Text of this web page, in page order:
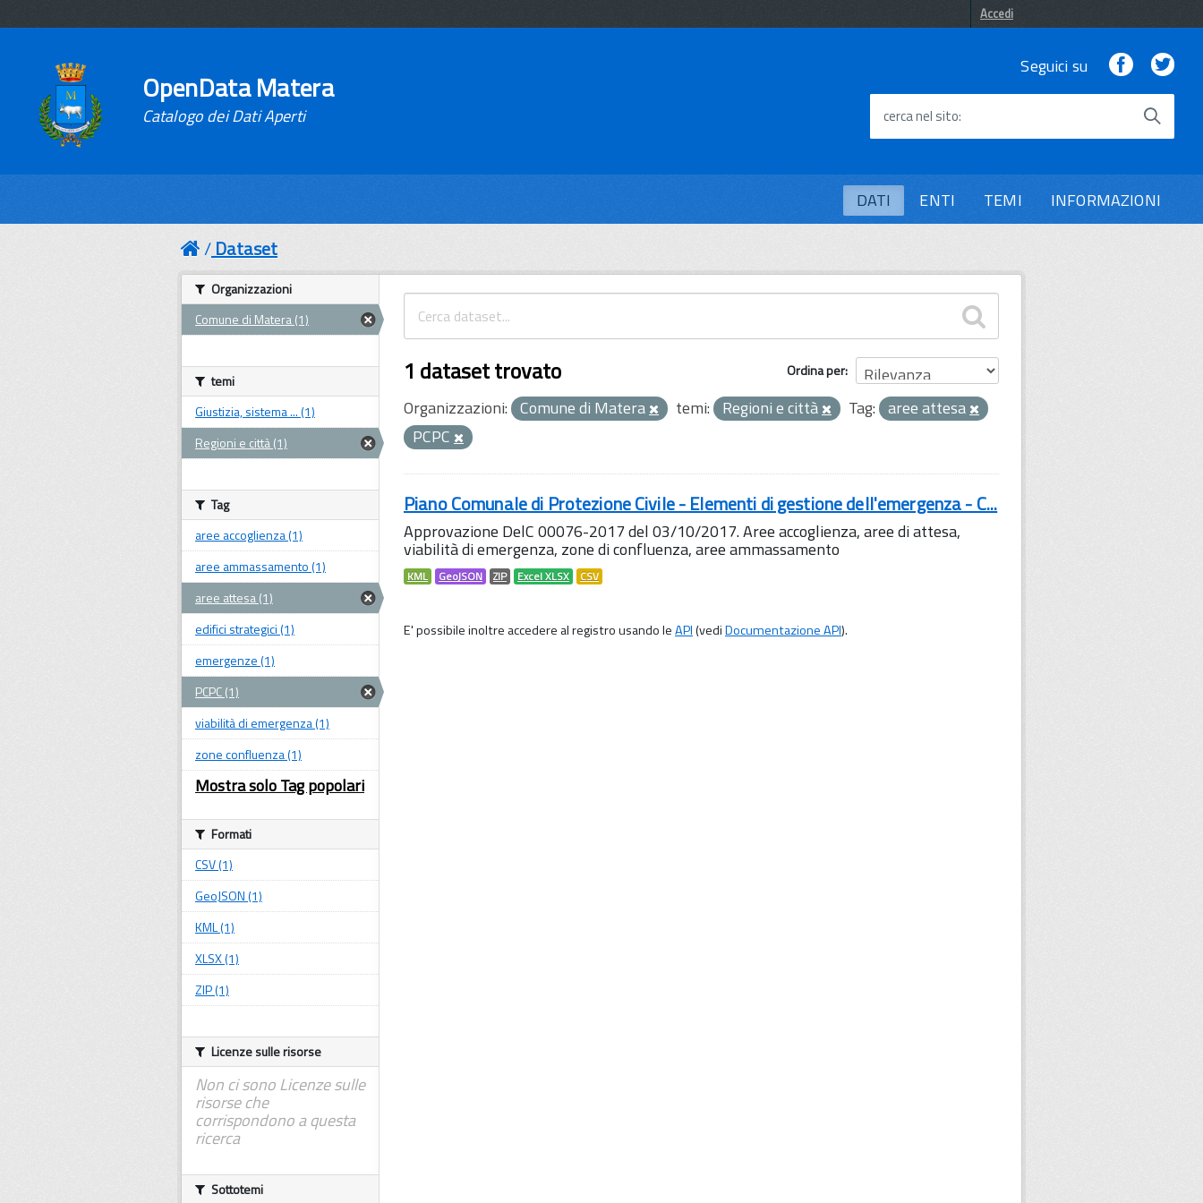
Accedi
OpenData Matera
Catalogo dei Dati Aperti
Seguici su Facebook
cerca nel sito
DATI ENTI TEMI INFORMAZIONI
Dataset
Ordina per
1 dataset trovato
Organizzazioni: Comune di Matera temi: Regioni e città Tag: aree attesa
PCPC
Piano Comunale di Protezione Civile - Elementi di gestione dell'emergenza - C...
Approvazione DelC 00076-2017 del 03/10/2017. Aree accoglienza, aree di attesa,
viabilità di emergenza, zone di confluenza, aree ammassamento
KML GeoJSON ZIP Excel XLSX CSV
E' possibile inoltre accedere al registro usando leAPI(vediDocumentazione API).
Organizzazioni
Comune di Matera (1)
temi
Giustizia, sistema ... (1)
Regioni e città (1)
Tag
aree accoglienza (1)
aree ammassamento (1)
aree attesa (1)
edifici strategici (1)
emergenze (1)
PCPC (1)
viabilità di emergenza (1)
zone confluenza (1)
Mostra solo Tag popolari
Formati
CSV (1)
GeoJSON (1)
KML (1)
XLSX (1)
ZIP (1)
Licenze sulle risorse
Non ci sono Licenze sulle
risorse che
corrispondono a questa
ricerca
Sottotemi